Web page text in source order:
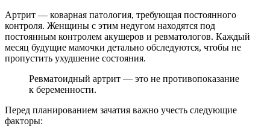
Артрит — коварная патология, требующая постоянного
контроля. Женщины с этим недугом находятся под
постоянным контролем акушеров и ревматологов. Каждый
месяц будущие мамочки детально обследуются, чтобы не
пропустить ухудшение состояния.
Ревматоидный артрит — это не противопоказание
к беременности.
Перед планированием зачатия важно учесть следующие
факторы: